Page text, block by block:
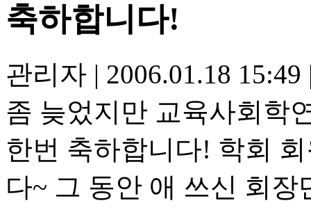
축하합니다!
관리자 | 2006.01.18 15:49
좀 늦었지만 교육사회학
한번 축하합니다! 학회
다~ 그 동안 애 쓰신 회